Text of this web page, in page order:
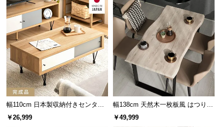
o.,幅110cm 日本製収納付きセンター
テーブル TCT-007
￥26,999
幅138cm 天然木一枚板風 はつりダ
イニングセット リアル木目調 4人
￥49,999